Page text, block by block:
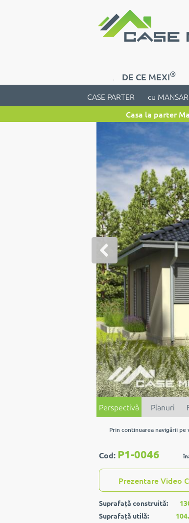
DE CE MEXI®
CASE PARTER cu
Casa la parter
Perspectivă Planuri
Prin continuarea navigării
Cod: P1-0046
Prezentare Video
Suprafață construită:
Suprafață utilă: